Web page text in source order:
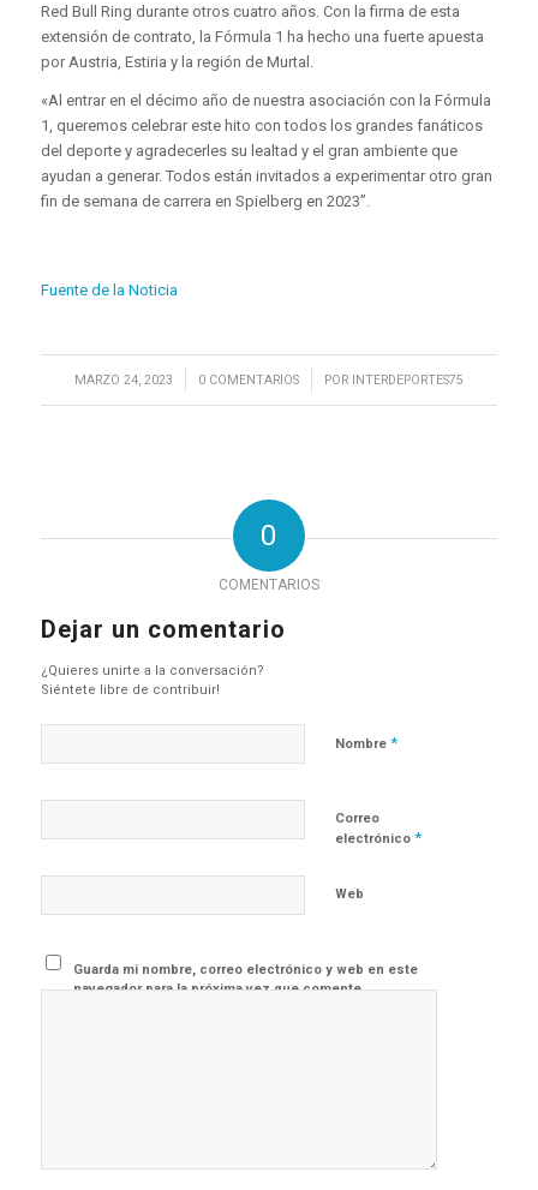
Red Bull Ring durante otros cuatro años. Con la firma de esta
extensión de contrato, la Fórmula 1 ha hecho una fuerte apuesta
por Austria, Estiria y la región de Murtal.
«Al entrar en el décimo año de nuestra asociación con la Fórmula
1, queremos celebrar este hito con todos los grandes fanáticos
del deporte y agradecerles su lealtad y el gran ambiente que
ayudan a generar. Todos están invitados a experimentar otro gran
fin de semana de carrera en Spielberg en 2023”.
Fuente de la Noticia
MARZO 24, 2023
/ 0 COMENTARIOS
/ POR INTERDEPORTES75
0
COMENTARIOS
Dejar un comentario
¿Quieres unirte a la conversación?
Siéntete libre de contribuir!
Nombre *
Correo
electrónico *
Web
Guarda mi nombre, correo electrónico y web en este
navegador para la próxima vez que comente.